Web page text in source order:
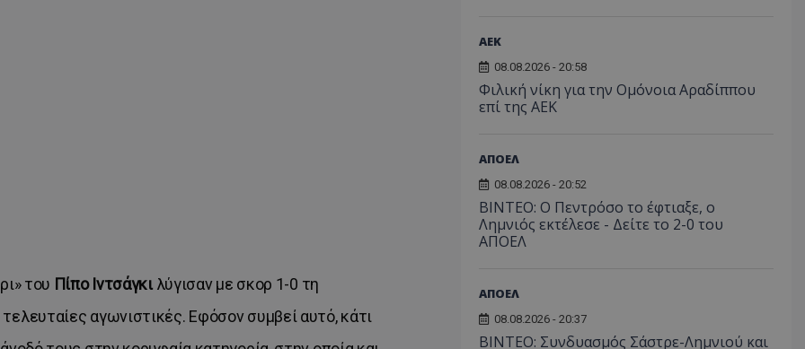
του Πίπο Ιντσάγκιλύγισαν με σκορ 1-0 τη
αγωνιστικές. Εφόσον συμβεί αυτό, κάτι
ΑEK
08.08.2026 - 20:58
Φιλική νίκη για την Ομόνοια Αραδίππου
επί της ΑΕΚ
ΑΠΟΕΛ
08.08.2026 - 20:52
ΒΙΝΤΕΟ: Ο Πεντρόσο το έφτιαξε, ο
Λημνιός εκτέλεσε - Δείτε το 2-0 του
ΑΠΟΕΛ
ΑΠΟΕΛ
08.08.2026 - 20:37
ΒΙΝΤΕΟ: Συνδυασμός Σάστρε-Λημνιού και